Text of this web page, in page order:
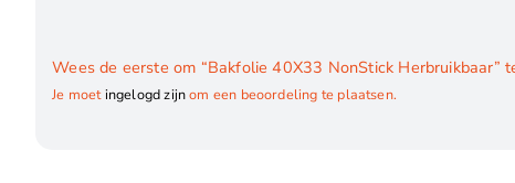
Wees de eerste om “Bakfolie 40X33 NonStick Herbruikbaar”
Je moetingelogd zijnom een beoordeling te plaatsen.